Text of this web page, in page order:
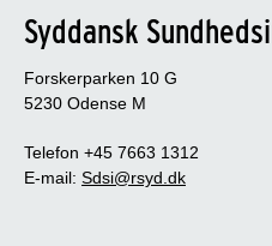
Syddansk
Forskerparken 10 G
5230 Odense M
Telefon +45 7663 1312
E-mail: Sdsi@rsyd.dk